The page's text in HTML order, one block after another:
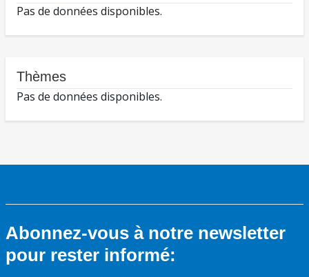
Pas de données disponibles.
Thèmes
Pas de données disponibles.
Abonnez-vous à notre newsletter
pour rester informé: